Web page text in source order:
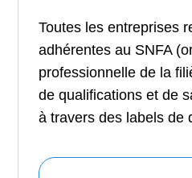
Toutes les entreprises
adhérentes au SNFA
professionnelle de la
de qualifications et de
à travers des labels de